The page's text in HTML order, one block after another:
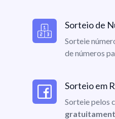
Sorteio de
Sorteie
de números
Sorteio em
Sorteie pelos